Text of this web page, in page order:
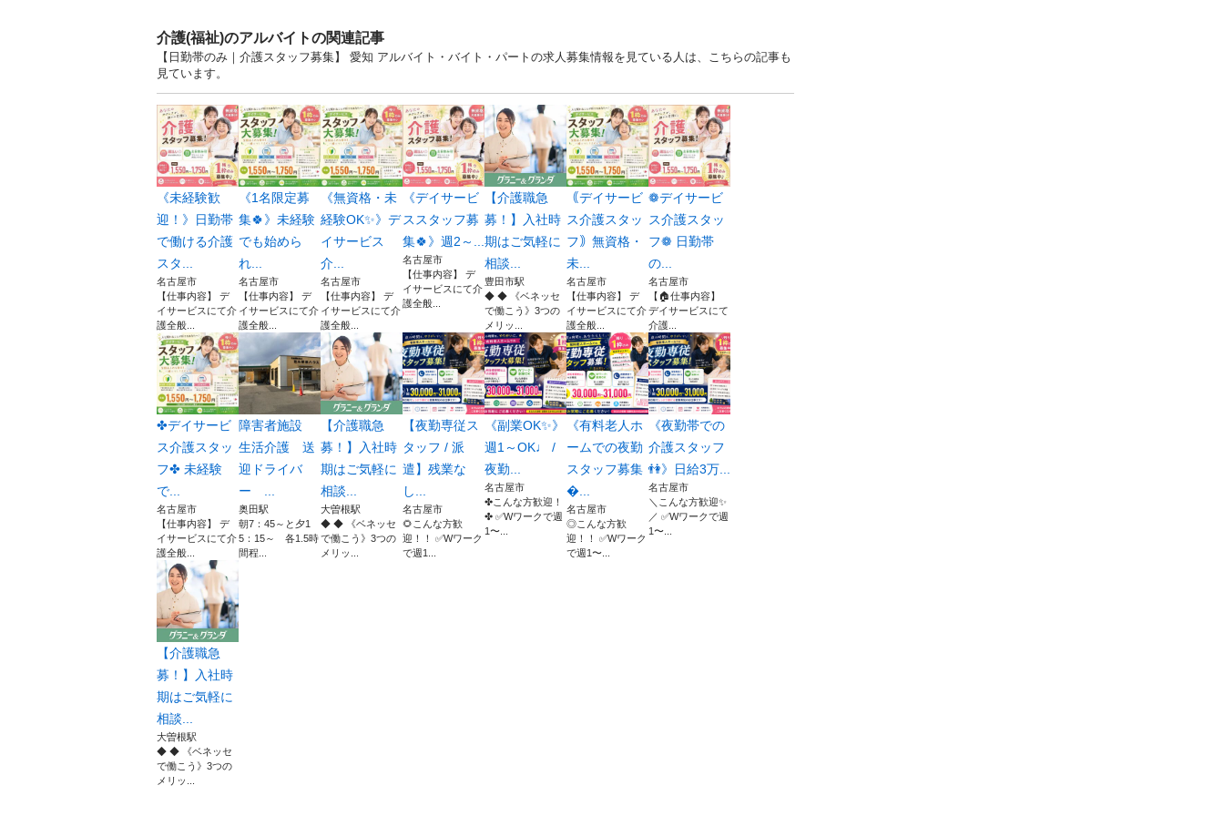
介護(福祉)のアルバイトの関連記事
【日勤帯のみ｜介護スタッフ募集】 愛知 アルバイト・バイト・パートの求人募集情報を見ている人は、こちらの記事も
見ています。
《未経験歓
迎！》日勤帯
で働ける介護
スタ...
名古屋市
【仕事内容】 デ
イサービスにて介
護全般...
《1名限定募
集🍀》未経験
でも始めら
れ...
名古屋市
【仕事内容】 デ
イサービスにて介
護全般...
《無資格・未
経験OK✨》デ
イサービス
介...
名古屋市
【仕事内容】 デ
イサービスにて介
護全般...
《デイサービ
ススタッフ募
集🍀》週2～...
名古屋市
【仕事内容】 デ
イサービスにて介
護全般...
【介護職急
募！】入社時
期はご気軽に
相談...
豊田市駅
◆ ◆ 《ベネッセ
で働こう》3つの
メリッ...
｟デイサービ
ス介護スタッ
フ｠無資格・
未...
名古屋市
【仕事内容】 デ
イサービスにて介
護全般...
❁デイサービ
ス介護スタッ
フ❁ 日勤帯
の...
名古屋市
【🏠仕事内容】
デイサービスにて
介護...
✤デイサービ
ス介護スタッ
フ✤ 未経験
で...
名古屋市
【仕事内容】 デ
イサービスにて介
護全般...
障害者施設
生活介護 送
迎ドライバ
ー ...
奥田駅
朝7：45～と夕1
5：15～ 各1.5時
間程...
【介護職急
募！】入社時
期はご気軽に
相談...
大曽根駅
◆ ◆ 《ベネッセ
で働こう》3つの
メリッ...
【夜勤専従ス
タッフ / 派
遣】残業な
し...
名古屋市
🌻こんな方歓
迎！！ ✅Wワーク
で週1...
《副業OK✨》
週1～OK♩ /
夜勤...
名古屋市
✤こんな方歓迎！
✤ ✅Wワークで週
1〜...
《有料老人ホ
ームでの夜勤
スタッフ募集
...
名古屋市
◎こんな方歓
迎！！ ✅Wワーク
で週1〜...
《夜勤帯での
介護スタッフ
👫》日給3万...
名古屋市
＼こんな方歓迎✨
／ ✅Wワークで週
1〜...
【介護職急
募！】入社時
期はご気軽に
相談...
大曽根駅
◆ ◆ 《ベネッセ
で働こう》3つの
メリッ...